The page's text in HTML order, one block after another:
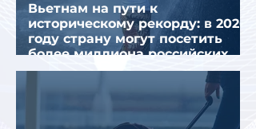
Вьетнам на пути к
историческому рекорду: в 2026
году страну могут посетить
более миллиона российских
туристов